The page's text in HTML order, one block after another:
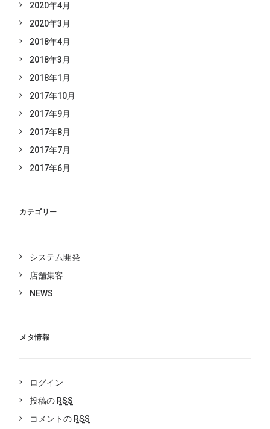
2020年4月
2020年3月
2018年4月
2018年3月
2018年1月
2017年10月
2017年9月
2017年8月
2017年7月
2017年6月
カテゴリー
システム開発
店舗集客
NEWS
メタ情報
ログイン
投稿の RSS
コメントの RSS